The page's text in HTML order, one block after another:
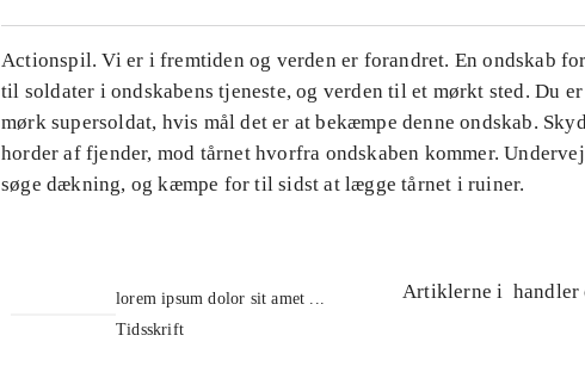
Actionspil. Vi er i fremtiden og verden er forandret. En ondskab
til soldater i ondskabens tjeneste, og verden til et mørkt sted. Du
mørk supersoldat, hvis mål det er at bekæmpe denne ondskab.
horder af fjender, mod tårnet hvorfra ondskaben kommer.
søge dækning, og kæmpe for til sidst at lægge tårnet i ruiner.
lorem ipsum dolor sit amet ...
Tidsskrift
Artiklerne i handler